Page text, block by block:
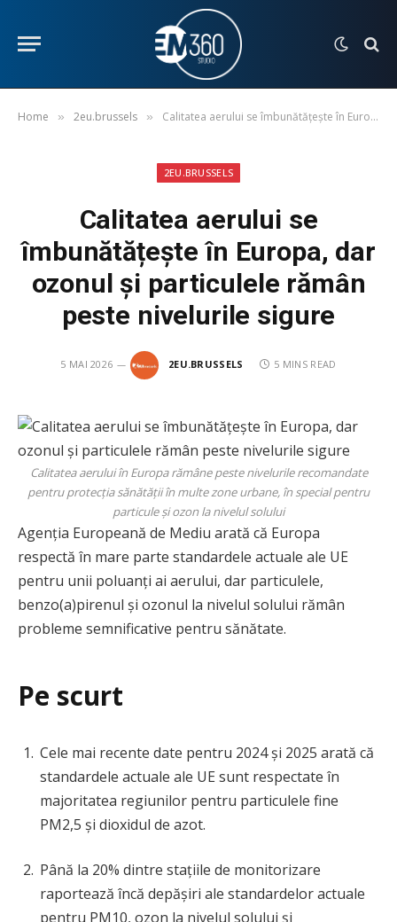
Home » 2eu.brussels » Calitatea aerului se îmbunătățește în Europa, dar ozonul și particulele rămân peste nivelurile sigure
2EU.BRUSSELS
Calitatea aerului se
îmbunătățește în Europa, dar
ozonul și particulele rămân
peste nivelurile sigure
5 MAI 2026 2EU.BRUSSELS 5 MINS READ
Calitatea aerului în Europa rămâne peste nivelurile recomandate
pentru protecția sănătății în multe zone urbane, în special pentru
particule și ozon la nivelul solului
Agenția Europeană de Mediu arată că Europa
respectă în mare parte standardele actuale ale UE
pentru unii poluanți ai aerului, dar particulele,
benzo(a)pirenul și ozonul la nivelul solului rămân
probleme semnificative pentru sănătate.
Pe scurt
Cele mai recente date pentru 2024 și 2025 arată că
standardele actuale ale UE sunt respectate în
majoritatea regiunilor pentru particulele fine
PM2,5 și dioxidul de azot.
Până la 20% dintre stațiile de monitorizare
raportează încă depășiri ale standardelor actuale
pentru PM10, ozon la nivelul solului și